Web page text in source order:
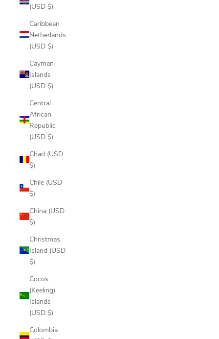
(USD $)
Caribbean
Netherlands
(USD $)
Cayman
Islands
(USD $)
Central
African
Republic
(USD $)
Chad (USD
$)
Chile (USD
$)
China (USD
$)
Christmas
Island (USD
$)
Cocos
(Keeling)
Islands
(USD $)
Colombia